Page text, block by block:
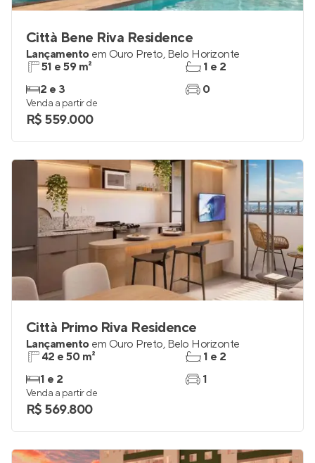
Città Bene Riva Residence
Lançamento em Ouro Preto, Belo Horizonte
51 e 59 m²
2 e 3
1 e 2
0
Venda a partir de
R$ 559.000
Città Primo Riva Residence
Lançamento em Ouro Preto, Belo Horizonte
42 e 50 m²
1 e 2
1 e 2
1
Venda a partir de
R$ 569.800